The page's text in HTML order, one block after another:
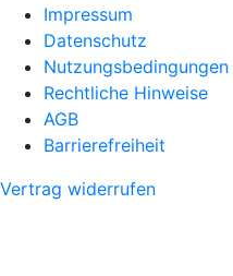
Impressum
Datenschutz
Nutzungsbedingungen
Rechtliche Hinweise
AGB
Barrierefreiheit
Vertrag widerrufen